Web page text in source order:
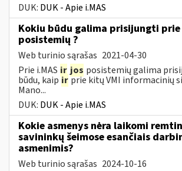
DUK: DUK - Apie i.MAS
Kokiu būdu galima prisijungti prie
posistemių ?
Web turinio sąrašas 2021-04-30
Prie i.MAS ir jos posistemių galima
būdu, kaipirprie kitų VMI informacinių
Mano...
DUK: DUK - Apie i.MAS
Kokie asmenys nėra laikomi
savininkų šeimose esančiais
asmenimis?
Web turinio sąrašas 2024-10-16